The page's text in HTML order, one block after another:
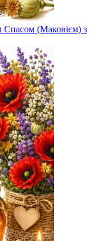
Спасом (Маковієм) з